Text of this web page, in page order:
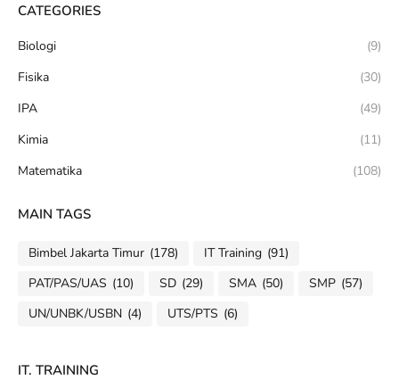
CATEGORIES
Biologi
(9)
Fisika
(30)
IPA
(49)
Kimia
(11)
Matematika
(108)
MAIN TAGS
Bimbel Jakarta Timur (178) IT Training (91)
PAT/PAS/UAS (10) SD (29) SMA (50) SMP (57)
UN/UNBK/USBN (4) UTS/PTS (6)
IT. TRAINING